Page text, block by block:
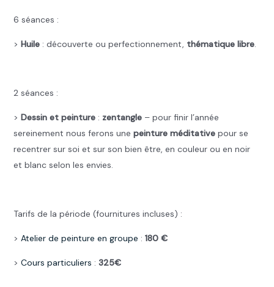
6 séances :
> Huile : découverte ou perfectionnement, thématique libre.
2 séances :
> Dessin et peinture: zentangle – pour finir l’année
sereinement nous ferons une peinture méditativepour se
recentrer sur soi et sur son bien être, en couleur ou en noir
et blanc selon les envies.
Tarifs de la période (fournitures incluses) :
> Atelier de peinture en groupe : 180 €
> Cours particuliers : 325€